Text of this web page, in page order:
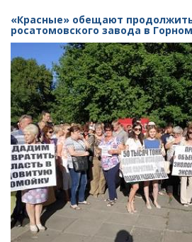
заводе
в
Горном
его
«собратьях»
будут
перерабатывать
350
видов
ядовитых
отходов
«Красные» обещают
росатомовского завода в Горном